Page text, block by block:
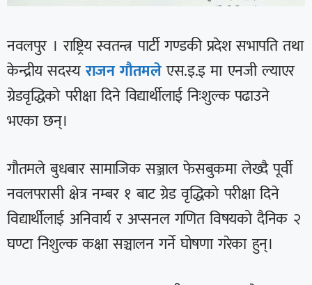
नवलपुर । राष्ट्रिय स्वतन्त्र पार्टी गण्डकी प्रदेश सभापति तथा
केन्द्रीय सदस्यराजन गौतमलेएस.इ.इ मा एनजी ल्याएर
ग्रेडवृद्धिको परीक्षा दिने विद्यार्थीलाई निःशुल्क पढाउने
भएका छन्।
गौतमले बुधबार सामाजिक सञ्जाल फेसबुकमा लेख्दै पूर्वी
नवलपरासी क्षेत्र नम्बर १ बाट ग्रेड वृद्धिको परीक्षा दिने
विद्यार्थीलाई अनिवार्य र अप्सनल गणित विषयको दैनिक २
घण्टा निशुल्क कक्षा सञ्चालन गर्ने घोषणा गरेका हुन्।